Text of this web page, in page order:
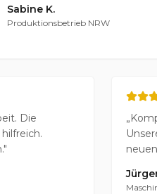
Sabine K.
Produktionsbetrieb NRW
Die
"
„